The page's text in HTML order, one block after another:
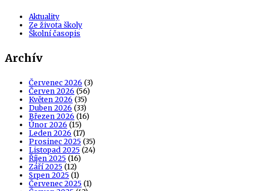
Aktuality
Ze života školy
Školní časopis
Archív
Červenec 2026 (3)
Červen 2026 (56)
Květen 2026 (35)
Duben 2026 (33)
Březen 2026 (16)
Únor 2026 (15)
Leden 2026 (17)
Prosinec 2025 (35)
Listopad 2025 (24)
Říjen 2025 (16)
Září 2025 (12)
Srpen 2025 (1)
Červenec 2025 (1)